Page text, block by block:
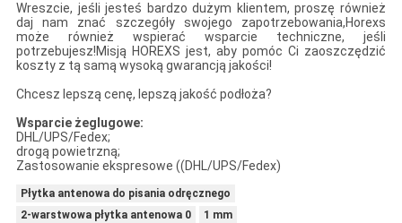
Wreszcie, jeśli jesteś bardzo dużym klientem, proszę również
daj nam znać szczegóły swojego zapotrzebowania,Horexs
może również wspierać wsparcie techniczne, jeśli
potrzebujesz!Misją HOREXS jest, aby pomóc Ci zaoszczędzić
koszty z tą samą wysoką gwarancją jakości!
Chcesz lepszą cenę, lepszą jakość podłoża?
Wsparcie żeglugowe:
DHL/UPS/Fedex;
drogą powietrzną;
Zastosowanie ekspresowe ((DHL/UPS/Fedex)
Płytka antenowa do pisania odręcznego
2-warstwowa płytka antenowa 0
1 mm